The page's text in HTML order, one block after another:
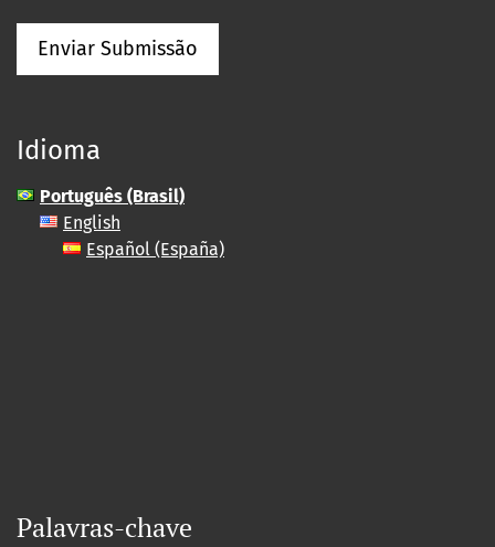
Enviar Submissão
Idioma
Português (Brasil)
English
Español (España)
Palavras-chave